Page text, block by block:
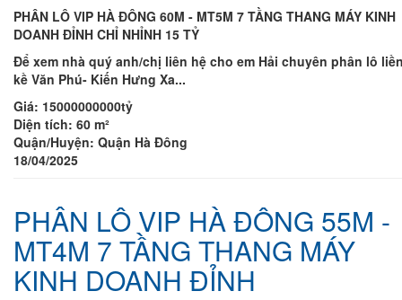
PHÂN LÔ VIP HÀ ĐÔNG 60M - MT5M 7 TẦNG THANG MÁY KINH
DOANH ĐỈNH CHỈ NHỈNH 15 TỶ
Để xem nhà quý anh/chị liên hệ cho em Hải chuyên phân lô
kề Văn Phú- Kiến Hưng Xa...
Giá: 15000000000tỷ
Diện tích: 60 m²
Quận/Huyện: Quận Hà Đông
18/04/2025
PHÂN LÔ VIP HÀ ĐÔNG 55M -
MT4M 7 TẦNG THANG MÁY
KINH DOANH ĐỈNH